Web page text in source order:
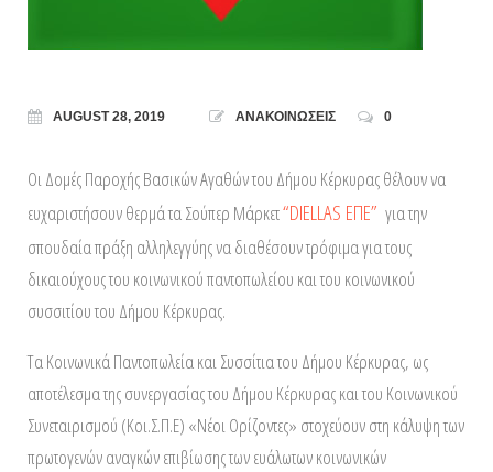
AUGUST 28, 2019 ΑΝΑΚΟΙΝΩΣΕΙΣ 0
Οι Δομές Παροχής Βασικών Αγαθών του Δήμου Κέρκυρας θέλουν να
ευχαριστήσουν θερμά τα Σούπερ Μάρκετ“DIELLAS ΕΠΕ” για την
σπουδαία πράξη αλληλεγγύης να διαθέσουν τρόφιμα για τους
δικαιούχους του κοινωνικού παντοπωλείου και του κοινωνικού
συσσιτίου του Δήμου Κέρκυρας.
Τα Κοινωνικά Παντοπωλεία και Συσσίτια του Δήμου Κέρκυρας, ως
αποτέλεσμα της συνεργασίας του Δήμου Κέρκυρας και του Κοινωνικού
Συνεταιρισμού (Κοι.Σ.Π.Ε) «Νέοι Ορίζοντες» στοχεύουν στη κάλυψη των
πρωτογενών αναγκών επιβίωσης των ευάλωτων κοινωνικών